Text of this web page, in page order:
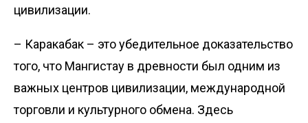
цивилизации.
– Каракабак – это убедительное доказательство
того, что Мангистау в древности был одним из
важных центров цивилизации, международной
торговли и культурного обмена. Здесь